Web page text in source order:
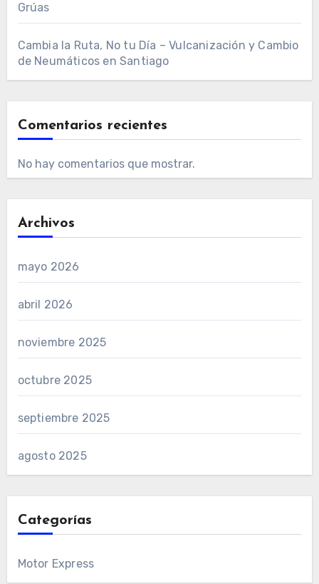
Grúas
Cambia la Ruta, No tu Día – Vulcanización y Cambio
de Neumáticos en Santiago
Comentarios recientes
No hay comentarios que mostrar.
Archivos
mayo 2026
abril 2026
noviembre 2025
octubre 2025
septiembre 2025
agosto 2025
Categorías
Motor Express